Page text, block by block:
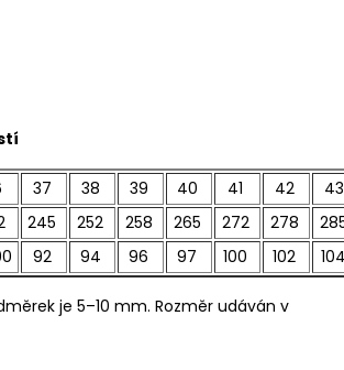
37 38 39 40 41 42
43
245 252 258 265 272 278
92 94 96 97 100 102
je 5–10 mm. Rozměr udáván v